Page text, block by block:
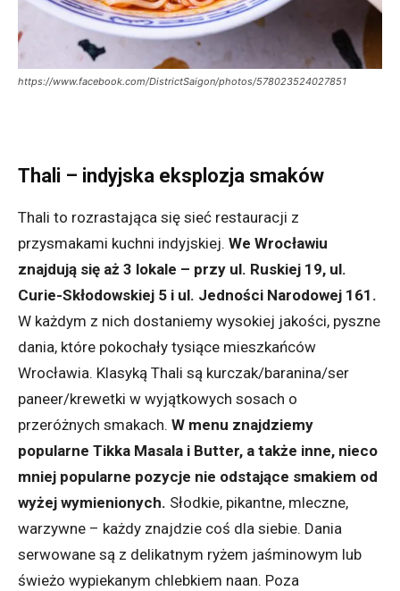
https://www.facebook.com/DistrictSaigon/photos/578023524027851
Thali – indyjska eksplozja smaków
Thali to rozrastająca się sieć restauracji z
przysmakami kuchni indyjskiej. We Wrocławiu
znajdują się aż 3 lokale – przy ul. Ruskiej 19, ul.
Curie-Skłodowskiej 5 i ul. Jedności Narodowej 161.
W każdym z nich dostaniemy wysokiej jakości, pyszne
dania, które pokochały tysiące mieszkańców
Wrocławia. Klasyką Thali są kurczak/baranina/ser
paneer/krewetki w wyjątkowych sosach o
przeróżnych smakach. W menu znajdziemy
popularne Tikka Masala i Butter, a także inne, nieco
mniej popularne pozycje nie odstające smakiem od
wyżej wymienionych. Słodkie, pikantne, mleczne,
warzywne – każdy znajdzie coś dla siebie. Dania
serwowane są z delikatnym ryżem jaśminowym lub
świeżo wypiekanym chlebkiem naan. Poza